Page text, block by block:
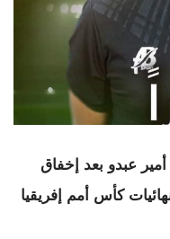
أمير عبدو بعد إخفاق
كأس أمم إفريقيا